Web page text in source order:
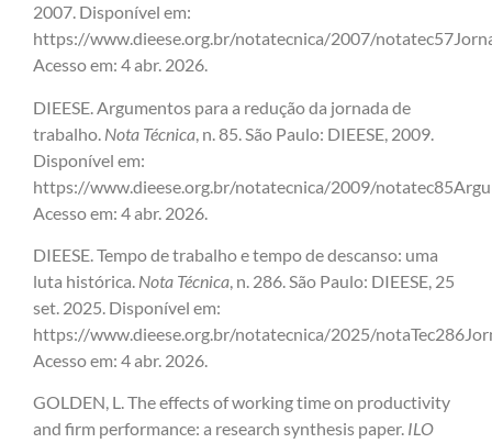
2007. Disponível em:
https://www.dieese.org.br/notatecnica/2007/
Acesso em: 4 abr. 2026.
DIEESE. Argumentos para a redução da jornada de
trabalho. Nota Técnica , n. 85. São Paulo: DIEESE, 2009.
Disponível em:
https://www.dieese.org.br/notatecnica/2009/
Acesso em: 4 abr. 2026.
DIEESE. Tempo de trabalho e tempo de descanso: uma
luta histórica. Nota Técnica, n. 286. São Paulo: DIEESE, 25
set. 2025. Disponível em:
https://www.dieese.org.br/notatecnica/2025/
Acesso em: 4 abr. 2026.
GOLDEN, L. The effects of working time on productivity
and firm performance: a research synthesis paper. ILO